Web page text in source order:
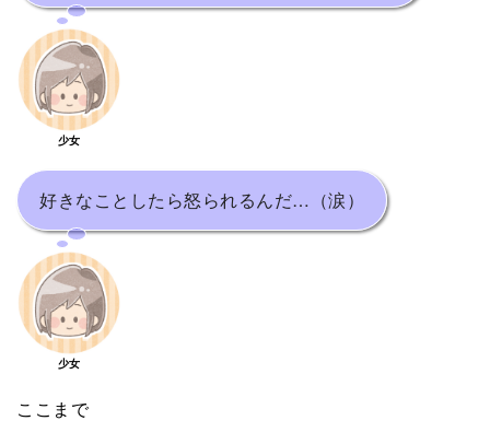
少女
好きなことしたら怒られるんだ…（涙）
少女
ここまで